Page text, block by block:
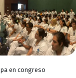
en congreso